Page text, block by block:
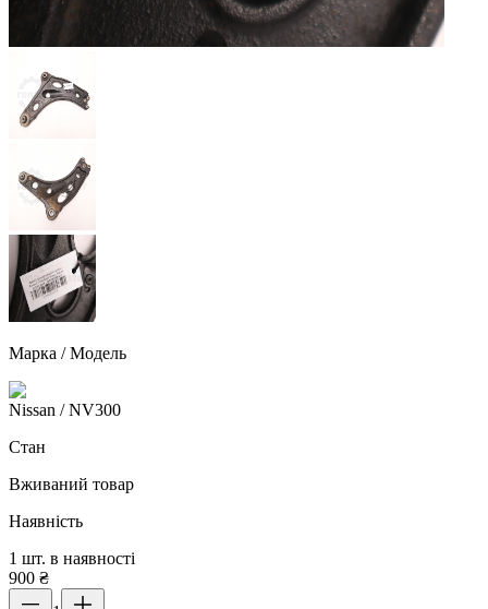
Марка / Модель
Nissan / NV300
Стан
Вживаний товар
Наявність
1 шт. в наявності
900 ₴